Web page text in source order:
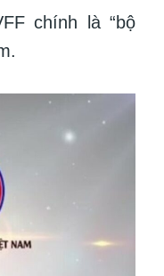
chính là “bộ